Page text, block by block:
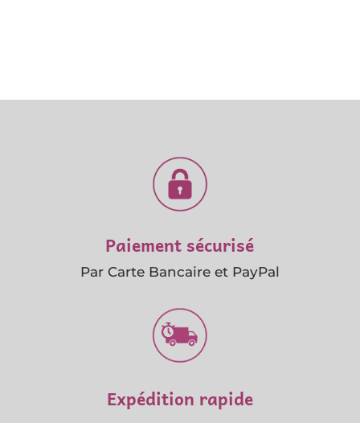
Paiement sécurisé
Par Carte Bancaire et PayPal
Expédition rapide